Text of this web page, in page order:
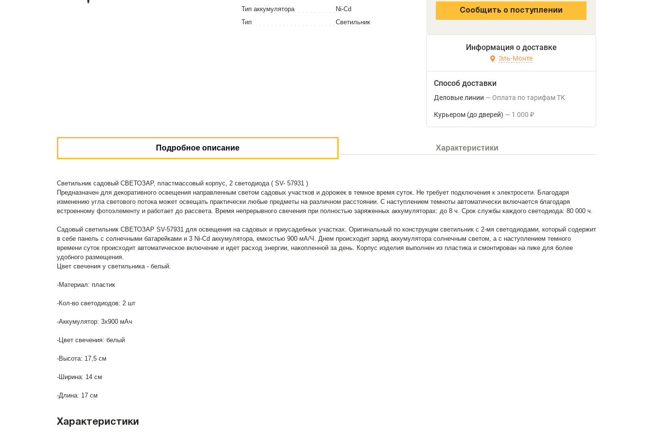
Тип аккумулятора
Ni-Cd
Тип
Светильник
Сообщить о поступлении
Информация о доставке
Эль-Монте
Способ доставки
Деловые линии Оплата по тарифам ТК
Курьером (до дверей) 1 000 ₽
Подробное описание Характеристики
Светильник садовый СВЕТОЗАР, пластмассовый корпус, 2 светодиода ( SV- 57931 )
Предназначен для декоративного освещения направленным светом садовых участков и дорожек в темное время суток. Не требует подключения к электросети. Благодаря
изменению угла светового потока может освещать практически любые предметы на различном расстоянии. С наступлением темноты автоматически включается благодаря
встроенному фотоэлементу и работает до рассвета. Время непрерывного свечения при полностью заряженных аккумуляторах: до 8 ч. Срок службы каждого светодиода: 80 000 ч.
Садовый светильник СВЕТОЗАР SV-57931 для освещения на садовых и приусадебных участках. Оригинальный по конструкции светильник с 2-мя светодиодами, который содержит
в себе панель с солнечными батарейками и 3 Ni-Cd аккумулятора, емкостью 900 мА/Ч. Днем происходит заряд аккумулятора солнечным светом, а с наступлением темного
времени суток происходит автоматическое включение и идет расход энергии, накопленной за день. Корпус изделия выполнен из пластика и смонтирован на пике для более
удобного размещения.
Цвет свечения у светильника - белый.
-Материал: пластик
-Кол-во светодиодов: 2 шт
-Аккумулятор: 3х900 мАч
-Цвет свечения: белый
-Высота: 17,5 см
-Ширина: 14 см
-Длина: 17 см
Характеристики